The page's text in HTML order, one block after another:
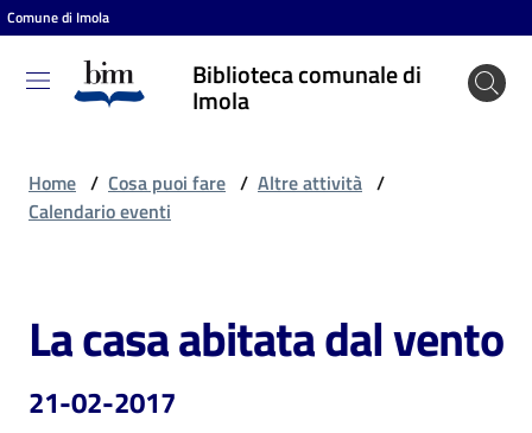
Vai al contenuto
Vai alla navigazione
Vai al footer
Comune di Imola
Biblioteca comunale di
Imola
Biblioteca
comunale
Cosa
puoi
fare
Home / Cosa puoi fare / Altre attività /
Calendario eventi
Salta al contenuto
La casa abitata dal vento
21-02-2017